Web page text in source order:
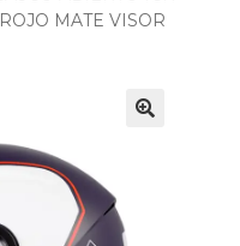
MATE VISOR